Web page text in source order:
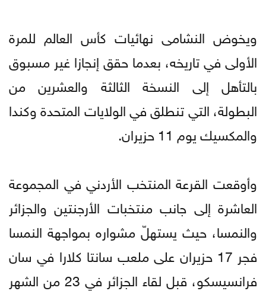
ويخوض النشامى نهائيات كأس العالم للمرة
الأولى في تاريخه، بعدما حقق إنجازا غير مسبوق
بالتأهل إلى النسخة الثالثة والعشرين من
البطولة، التي تنطلق في الولايات المتحدة وكندا
والمكسيك يوم 11 حزيران.
وأوقعت القرعة المنتخب الأردني في المجموعة
العاشرة إلى جانب منتخبات الأرجنتين والجزائر
والنمسا، حيث يستهلّ مشواره بمواجهة النمسا
فجر 17 حزيران على ملعب سانتا كلارا في سان
فرانسيسكو، قبل لقاء الجزائر في 23 من الشهر